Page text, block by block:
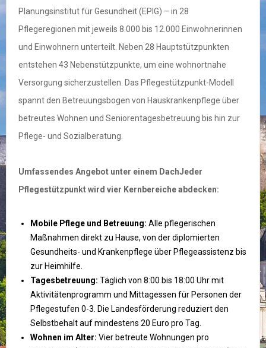
Planungsinstitut für Gesundheit (EPIG) – in 28
Pflegeregionen mit jeweils 8.000 bis 12.000 Einwohnerinnen
und Einwohnern unterteilt. Neben 28 Hauptstützpunkten
entstehen 43 Nebenstützpunkte, um eine wohnortnahe
Versorgung sicherzustellen. Das Pflegestützpunkt-Modell
spannt den Betreuungsbogen von Hauskrankenpflege über
betreutes Wohnen und Seniorentagesbetreuung bis hin zur
Pflege- und Sozialberatung.
Umfassendes Angebot unter einem DachJeder
Pflegestützpunkt wird vier Kernbereiche abdecken:
Mobile Pflege und Betreuung: Alle pflegerischen
Maßnahmen direkt zu Hause, von der diplomierten
Gesundheits- und Krankenpflege über Pflegeassistenz bis
zur Heimhilfe.
Tagesbetreuung: Täglich von 8:00 bis 18:00 Uhr mit
Aktivitätenprogramm und Mittagessen für Personen der
Pflegestufen 0-3. Die Landesförderung reduziert den
Selbstbehalt auf mindestens 20 Euro pro Tag.
Wohnen im Alter: Vier betreute Wohnungen pro